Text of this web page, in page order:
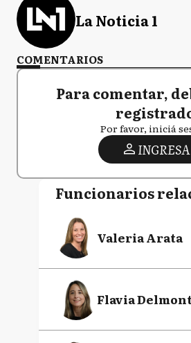
La Noticia 1
COMENTARIOS
Para comentar,
Por favor, iniciá
INGRESA
Funcionarios
Valeria Arata
Flavia